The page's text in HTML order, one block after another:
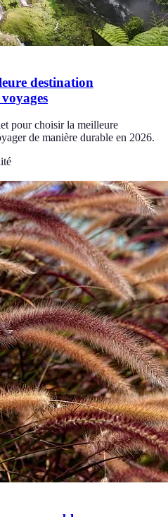
destination
pour choisir la meilleure
de manière durable en 2026.